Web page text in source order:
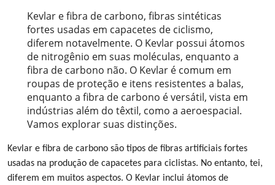
Kevlar e fibra de carbono, fibras sintéticas
fortes usadas em capacetes de ciclismo,
diferem notavelmente. O Kevlar possui átomos
de nitrogênio em suas moléculas, enquanto a
fibra de carbono não. O Kevlar é comum em
roupas de proteção e itens resistentes a balas,
enquanto a fibra de carbono é versátil, vista em
indústrias além do têxtil, como a aeroespacial.
Vamos explorar suas distinções.
Kevlar e fibra de carbono são tipos de fibras artificiais fortes
usadas na produção de capacetes para ciclistas. No entanto, tei,
diferem em muitos aspectos. O Kevlar inclui átomos de